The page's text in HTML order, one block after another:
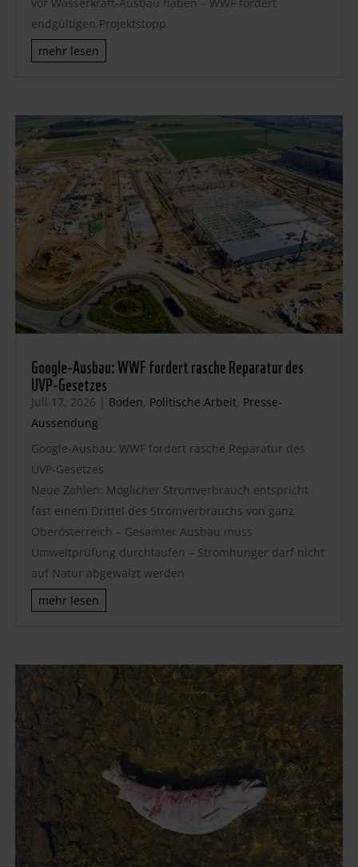
endgültigen Projektstopp
mehr lesen
Google-Ausbau: WWF fordert rasche Reparatur des
UVP-Gesetzes
Juli 17, 2026 | Boden, Politische Arbeit, Presse-
Aussendung
Google-Ausbau: WWF fordert rasche Reparatur des
UVP-Gesetzes
Neue Zahlen: Möglicher Stromverbrauch entspricht
fast einem Drittel des Stromverbrauchs von ganz
Oberösterreich – Gesamter Ausbau muss
Umweltprüfung durchlaufen – Stromhunger darf nicht
auf Natur abgewälzt werden
mehr lesen